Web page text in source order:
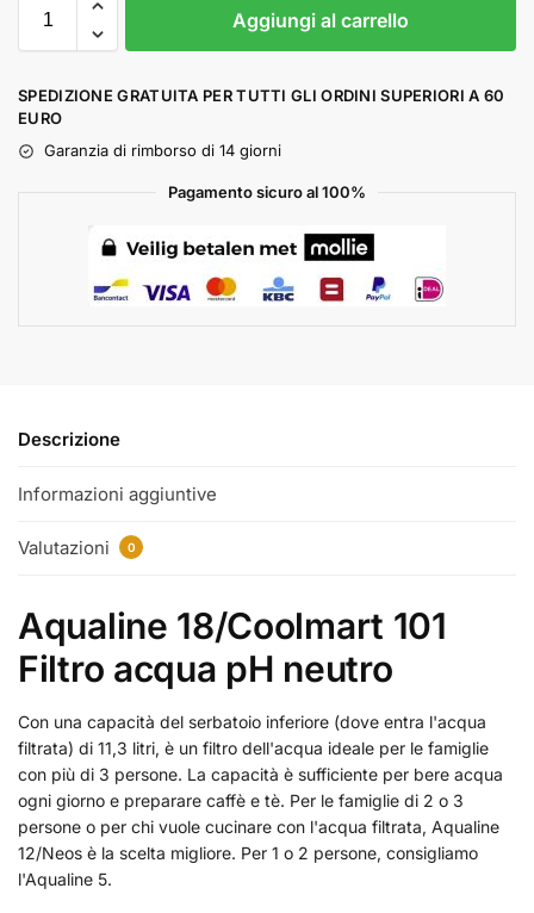
Aggiungi al carrello
SPEDIZIONE GRATUITA PER TUTTI GLI ORDINI SUPERIORI A 60
EURO
Garanzia di rimborso di 14 giorni
Pagamento sicuro al 100%
Descrizione
Informazioni aggiuntive
Valutazioni 0
Aqualine 18/Coolmart 101
Filtro acqua pH neutro
Con una capacità del serbatoio inferiore (dove entra l'acqua
filtrata) di 11,3 litri, è un filtro dell'acqua ideale per le famiglie
con più di 3 persone. La capacità è sufficiente per bere acqua
ogni giorno e preparare caffè e tè. Per le famiglie di 2 o 3
persone o per chi vuole cucinare con l'acqua filtrata, Aqualine
12/Neos è la scelta migliore. Per 1 o 2 persone, consigliamo
l'Aqualine 5.